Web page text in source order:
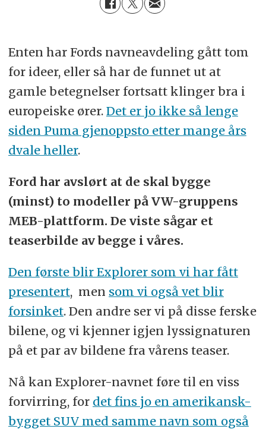
Enten har Fords navneavdeling gått tom
for ideer, eller så har de funnet ut at
gamle betegnelser fortsatt klinger bra i
europeiske ører. Det er jo ikke så lenge
siden Puma gjenoppsto etter mange års
dvale heller.
Ford har avslørt at de skal bygge
(minst) to modeller på VW-gruppens
MEB-plattform. De viste sågar et
teaserbilde av begge i våres.
Den første blir Explorer som vi har fått
presentert, men som vi også vet blir
forsinket. Den andre ser vi på disse ferske
bilene, og vi kjenner igjen lyssignaturen
på et par av bildene fra vårens teaser.
Nå kan Explorer-navnet føre til en viss
forvirring, for det fins jo en amerikansk-
bygget SUV med samme navn som også